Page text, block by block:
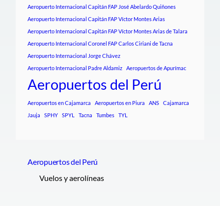
Aeropuerto Internacional Capitán FAP José Abelardo Quiñones
Aeropuerto Internacional Capitán FAP Víctor Montes Arias
Aeropuerto Internacional Capitán FAP Víctor Montes Arias de Talara
Aeropuerto Internacional Coronel FAP Carlos Ciriani de Tacna
Aeropuerto Internacional Jorge Chávez
Aeropuerto Internacional Padre Aldamiz
Aeropuertos de Apurímac
Aeropuertos del Perú
Aeropuertos en Cajamarca Aeropuertos en Piura ANS
Cajamarca
Jauja
SPHY SPYL Tacna Tumbes TYL
Aeropuertos del Perú
Vuelos y aerolíneas